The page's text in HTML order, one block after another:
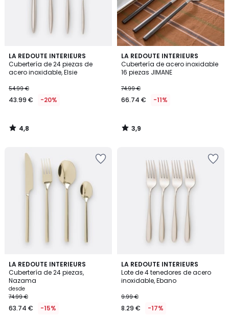
LA REDOUTE INTERIEURS
Cubertería de 24 piezas de
acero inoxidable, Elsie
54.99 €
43.99 € -20%
4,8
/ 5
4,8
/
LA REDOUTE INTERIEURS
Cubertería de acero inoxidable
16 piezas JIMANE
74.99 €
66.74 € -11%
3,9
/ 5
3,9
/
LA REDOUTE INTERIEURS
Cubertería de 24 piezas,
Nazama
desde
74.99 €
63.74 € -15%
4,2
/ 5
2
Colores
LA REDOUTE INTERIEURS
Lote de 4 tenedores de acero
inoxidable, Ebano
9.99 €
8.29 € -17%
4,8
/ 5